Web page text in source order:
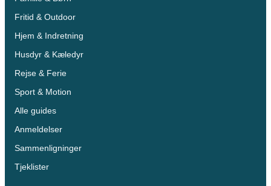
Fritid & Outdoor
Hjem & Indretning
Husdyr & Kæledyr
Rejse & Ferie
Sport & Motion
Alle guides
Anmeldelser
Sammenligninger
Tjeklister